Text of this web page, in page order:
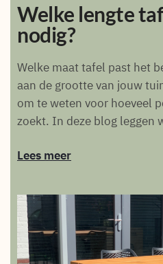
Welke lengte
nodig?
Welke maat tafel past het
aan de grootte van jouw
om te weten voor hoeveel
zoekt. In deze blog leggen
Lees meer